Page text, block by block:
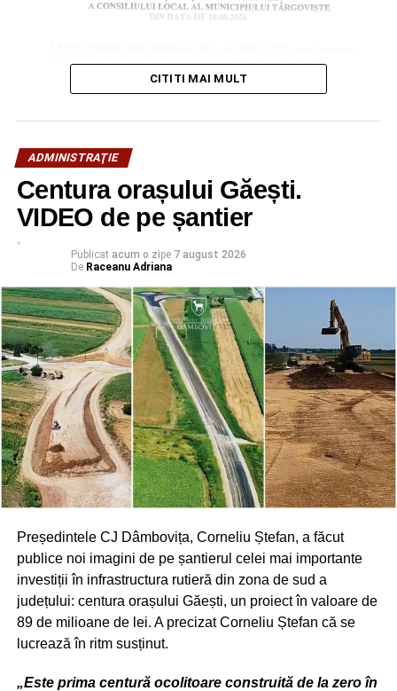
Urmărește Incomod Media și pe Google News
CITITI MAI MULT
ADMINISTRAŢIE
Centura orașului Găești.
VIDEO de pe șantier
Publicat acum o zipe 7 august 2026
De Raceanu Adriana
Președintele CJ Dâmbovița, Corneliu Ștefan, a făcut
publice noi imagini de pe șantierul celei mai importante
investiții în infrastructura rutieră din zona de sud a
județului: centura orașului Găești, un proiect în valoare de
89 de milioane de lei. A precizat Corneliu Ștefan că se
lucrează în ritm susținut.
„Este prima centură ocolitoare construită de la zero în